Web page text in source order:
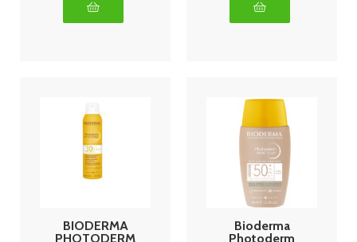
BIODERMA
PHOTODERM
Bioderma
Photoderm